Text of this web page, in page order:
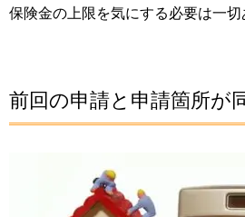
保険金の上限を気にする必要は一切
前回の申請と申請箇所が